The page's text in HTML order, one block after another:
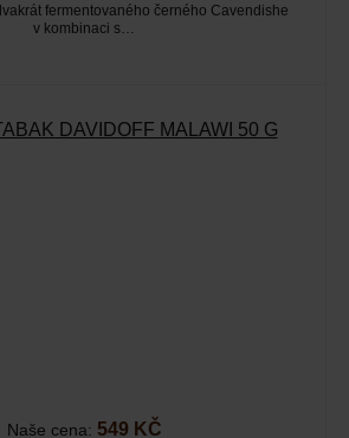
fermentovaného černého Cavendishe
v kombinaci s…
DAVIDOFF MALAWI 50 G
Naše cena: 549 KČ